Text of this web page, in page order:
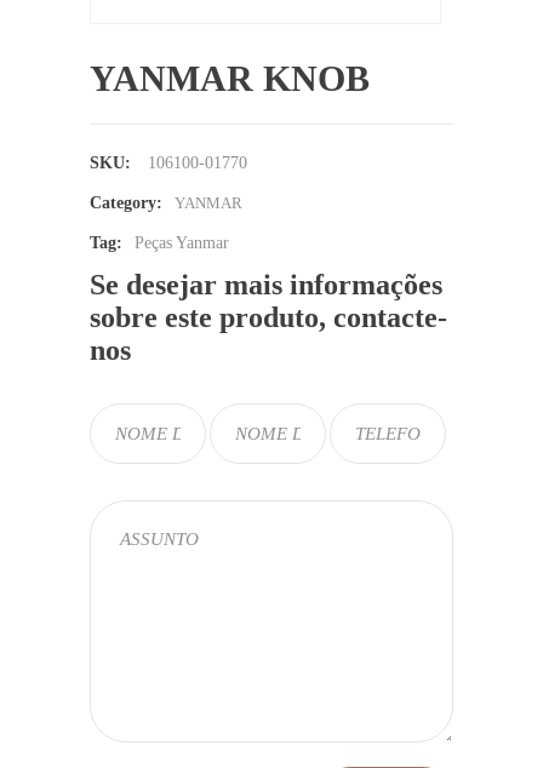
YANMAR KNOB
SKU: 106100-01770
Category: YANMAR
Tag: Peças Yanmar
Se desejar mais informações
sobre este produto, contacte-
nos